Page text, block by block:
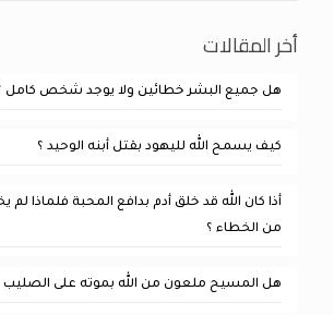
أخر المقالات
هل جميع البشر خطائين ولا يوجد شخص كامل
كيف يسمح الله لليهود بقتل أبنه الوحيد ؟
أذا كان الله قد خلق أدم بدافع المحبة فلماذا
من الخطاء ؟
هل المسيح ملعون من الله بموته على الصليب